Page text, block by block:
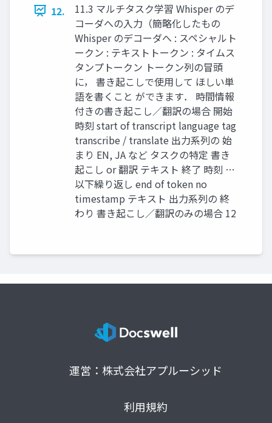
12.
11.3 マルチタスク学習 Whisper のデ
コーダへの入力（簡略化したもの
Whisper のデコーダへ : スペシャルト
ークン : テキストトークン : タイムス
タンプトークン トークン列の冒頭
に， 書き起こしで使用して ほしい単
語を書くこと ができます． 時間情報
付きの書き起こし／翻訳の場合 開始
時刻 start of transcript language tag
transcribe / translate 出力系列の 始
まり EN, JA など タスクの特定 書き
起こし or 翻訳 テキスト 終了 時刻 …
以下繰り返し end of token no
timestamp テキスト 出力系列の 終
わり 書き起こし／翻訳のみの場合 12
運営：株式会社アプルーシッド
利用規約